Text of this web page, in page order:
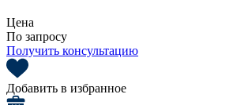
Цена
По запросу
Получить консультацию
Добавить в избранное